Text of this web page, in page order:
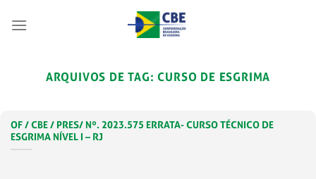
ARQUIVOS DE TAG:CURSO DE ESGRIMA
OF / CBE / PRES/ Nº. 2023.575 ERRATA- CURSO TÉCNICO DE
ESGRIMA NÍVEL I – RJ